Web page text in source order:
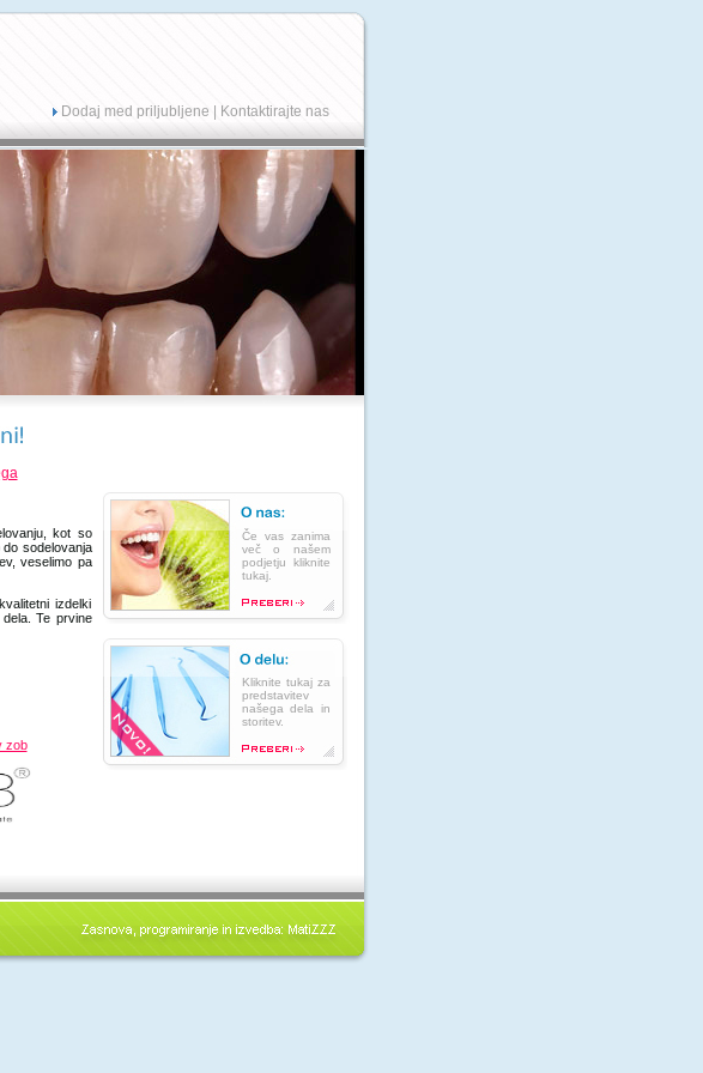
Dodaj med priljubljene Kontaktirajte nas
kot so
sodelovanja
veselimo pa
izdelki
Te prvine
zob
Če vas zanima
več o našem
podjetju kliknite
tukaj.
Kliknite tukaj za
predstavitev
našega dela in
storitev.